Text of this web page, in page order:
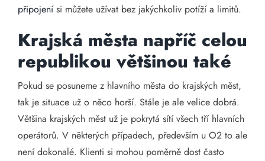
připojenísi můžete užívat bez jakýchkoliv potíží a limitů.
Krajská města napříč celou
republikou většinou také
Pokud se posuneme z hlavního města do krajských měst,
tak je situace už o něco horší. Stále je ale velice dobrá.
Většina krajských měst už je pokrytá sítí všech tří hlavních
operátorů. V některých případech, především u O2 to ale
není dokonalé. Klienti si mohou poměrně dost často